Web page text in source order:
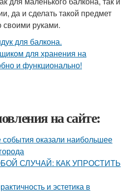
да и сделать такой предмет
руками.
на сайте:
события оказали наибольшее
СЛУЧАЙ: КАК УПРОСТИТЬ
и эстетика в